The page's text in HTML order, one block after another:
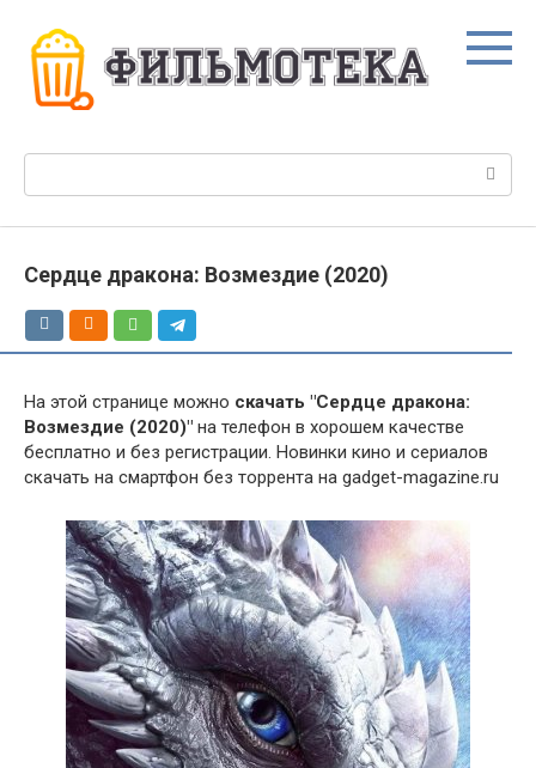
контенту
Сердце дракона: Возмездие (2020)
На этой странице можно скачать "Сердце дракона:
Возмездие (2020)" на телефон в хорошем качестве
бесплатно и без регистрации. Новинки кино и сериалов
скачать на смартфон без торрента на gadget-magazine.ru